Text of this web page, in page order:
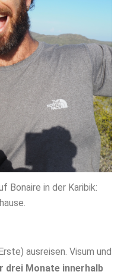
Bonaire in der Karibik:
ausreisen. Visum und
drei Monate innerhalb